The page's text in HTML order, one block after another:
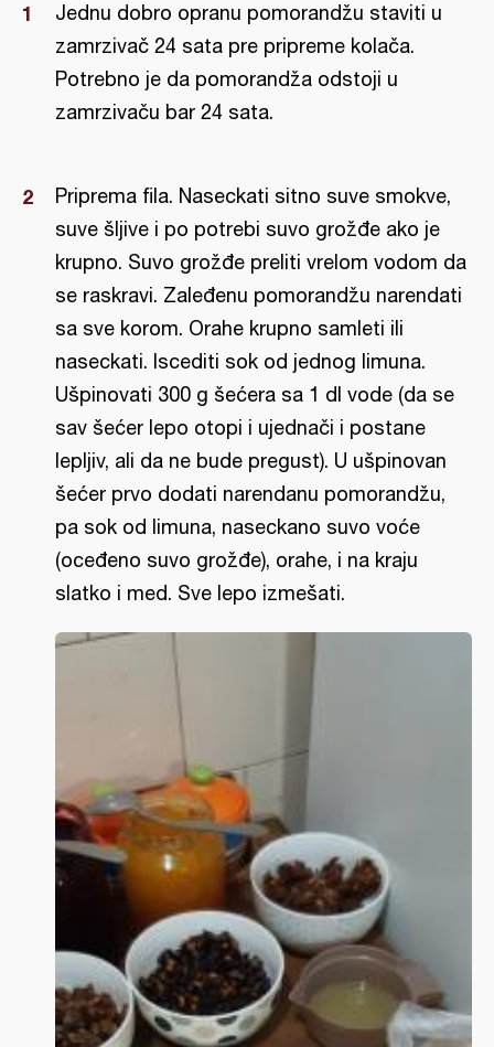
Jednu dobro opranu pomorandžu staviti u
zamrzivač 24 sata pre pripreme kolača.
Potrebno je da pomorandža odstoji u
zamrzivaču bar 24 sata.
Priprema fila. Naseckati sitno suve smokve,
suve šljive i po potrebi suvo grožđe ako je
krupno. Suvo grožđe preliti vrelom vodom da
se raskravi. Zaleđenu pomorandžu narendati
sa sve korom. Orahe krupno samleti ili
naseckati. Iscediti sok od jednog limuna.
Ušpinovati 300 g šećera sa 1 dl vode (da se
sav šećer lepo otopi i ujednači i postane
lepljiv, ali da ne bude pregust). U ušpinovan
šećer prvo dodati narendanu pomorandžu,
pa sok od limuna, naseckano suvo voće
(oceđeno suvo grožđe), orahe, i na kraju
slatko i med. Sve lepo izmešati.